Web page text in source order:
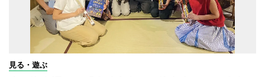
見る・遊ぶ